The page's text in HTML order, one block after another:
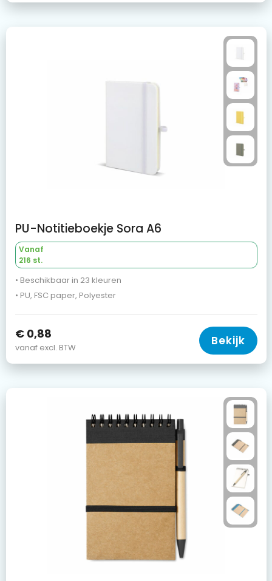
PU-Notitieboekje Sora A6
Vanaf
216 st.
• Beschikbaar in 23 kleuren
• PU, FSC paper, Polyester
€ 0,88
vanaf excl. BTW Bekijk